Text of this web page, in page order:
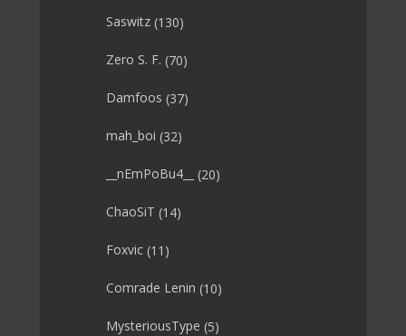
Saswitz (130)
Zero S. F. (70)
Damfoos (37)
mah_boi (32)
__nEmPoBu4__ (20)
ChaoSiT (14)
Foxvic (11)
Comrade Lenin (10)
MysteriousType (5)